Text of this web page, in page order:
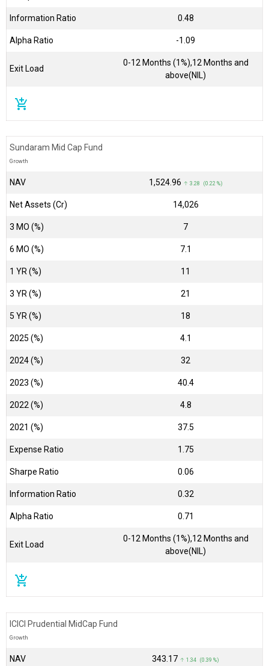
Information Ratio 0.48
Alpha Ratio -1.09
Exit Load
0-12 Months (1%),12 Months and
above(NIL)
add_shopping_cart
Sundaram Mid Cap Fund
Growth
NAV ₹1,524.96 ↑ 3.28 (0.22 %)
Net Assets (Cr) ₹14,026
3 MO (%) 7
6 MO (%) 7.1
1 YR (%) 11
3 YR (%) 21
5 YR (%) 18
2025 (%) 4.1
2024 (%) 32
2023 (%) 40.4
2022 (%) 4.8
2021 (%) 37.5
Expense Ratio 1.75
Sharpe Ratio 0.06
Information Ratio 0.32
Alpha Ratio 0.71
Exit Load
0-12 Months (1%),12 Months and
above(NIL)
add_shopping_cart
ICICI Prudential MidCap Fund
Growth
NAV ₹343.17 ↑ 1.34 (0.39 %)